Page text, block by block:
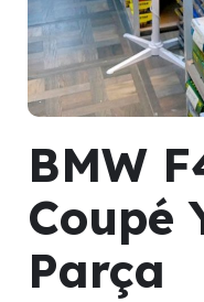
BMW
Coupé
Parça